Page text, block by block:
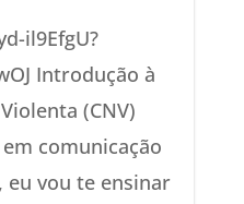
il9EfgU?
Introdução à
(CNV)
comunicação
eu vou te ensinar